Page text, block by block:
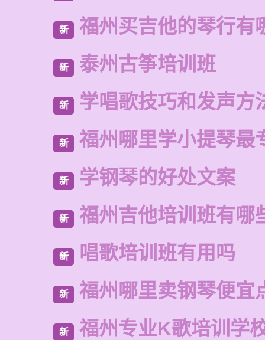
新 福州买吉他的琴行有
新 泰州古筝培训班
新 学唱歌技巧和发声方
新 福州哪里学小提琴最
新 学钢琴的好处文案
新 福州吉他培训班有哪
新 唱歌培训班有用吗
新 福州哪里卖钢琴便宜
新 福州专业K歌培训学